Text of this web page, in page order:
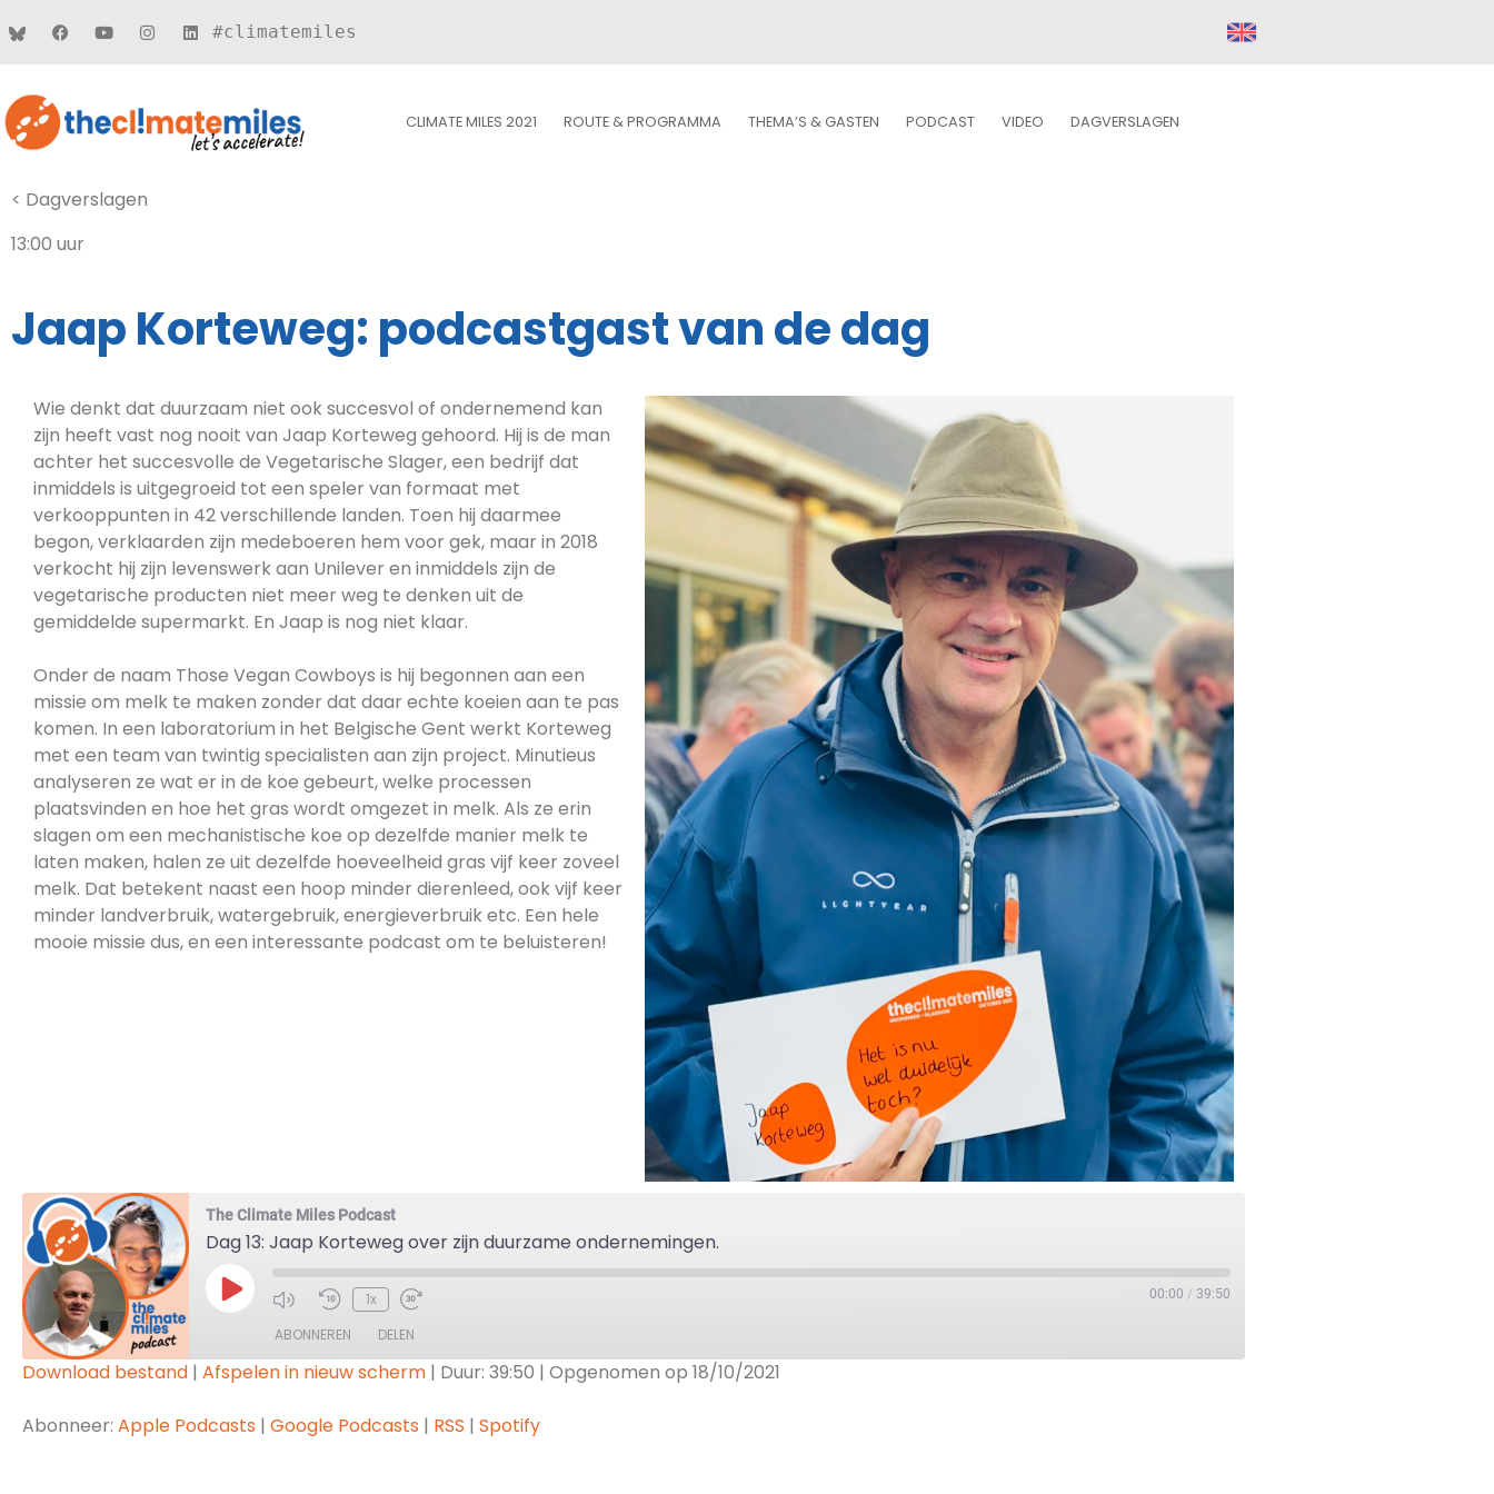
#climatemiles
CLIMATE MILES 2021 ROUTE & PROGRAMMA THEMA’S & GASTEN PODCAST VIDEO DAGVERSLAGEN
< Dagverslagen
13:00 uur
Jaap Korteweg: podcastgast van de dag
Wie denkt dat duurzaam niet ook succesvol of ondernemend kan
zijn heeft vast nog nooit van Jaap Korteweg gehoord. Hij is de man
achter het succesvolle de Vegetarische Slager, een bedrijf dat
inmiddels is uitgegroeid tot een speler van formaat met
verkooppunten in 42 verschillende landen. Toen hij daarmee
begon, verklaarden zijn medeboeren hem voor gek, maar in 2018
verkocht hij zijn levenswerk aan Unilever en inmiddels zijn de
vegetarische producten niet meer weg te denken uit de
gemiddelde supermarkt. En Jaap is nog niet klaar.
Onder de naam Those Vegan Cowboys is hij begonnen aan een
missie om melk te maken zonder dat daar echte koeien aan te pas
komen. In een laboratorium in het Belgische Gent werkt Korteweg
met een team van twintig specialisten aan zijn project. Minutieus
analyseren ze wat er in de koe gebeurt, welke processen
plaatsvinden en hoe het gras wordt omgezet in melk. Als ze erin
slagen om een mechanistische koe op dezelfde manier melk te
laten maken, halen ze uit dezelfde hoeveelheid gras vijf keer zoveel
melk. Dat betekent naast een hoop minder dierenleed, ook vijf keer
minder landverbruik, watergebruik, energieverbruik etc. Een hele
mooie missie dus, en een interessante podcast om te beluisteren!
The Climate Miles Podcast
Dag 13: Jaap Korteweg over zijn duurzame ondernemingen.
1x 00:00 / 39:50
ABONNEREN DELEN
Download bestand | Afspelen in nieuw scherm | Duur: 39:50 | Opgenomen op 18/10/2021
Abonneer: Apple Podcasts | Google Podcasts | RSS | Spotify